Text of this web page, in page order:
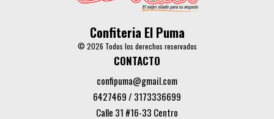
Confiteria El Puma
© 2026 Todos los derechos reservados
CONTACTO
confipuma@gmail.com
6427469 / 3173336699
Calle 31 #16-33 Centro